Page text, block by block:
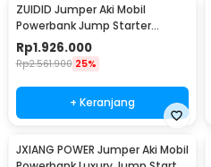
ZUIDID Jumper Aki Mobil
Powerbank Jump Starter
12V/24V 42000mAh 4000A -
R30
Rp1.926.000
Rp2.561.900 25%
+ Keranjang
JXIANG POWER Jumper Aki Mobil